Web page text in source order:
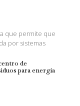
que permite que
por sistemas
de
para energía